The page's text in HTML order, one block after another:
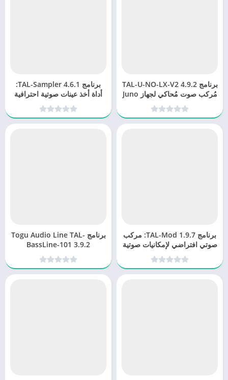
برنامج TAL-U-NO-LX-V2 4.9.2
مُركب صوت مُحاكي لجهاز Juno
60
برنامج TAL-Sampler 4.6.1:
أداة أخذ عينات صوتية احترافية
برنامج TAL-Mod 1.9.7: مركب
صوتي افتراضي لإمكانيات صوتية
غير محدودة
برنامج Togu Audio Line TAL-
BassLine-101 3.9.2